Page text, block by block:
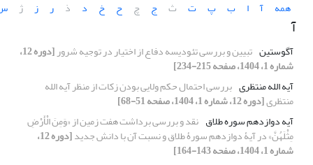
همه
آ ا ب پ ت ث ج چ ح خ د ذ ر ز ژ
آ
آگوستین تبیین و بررسی تئودیسه‌ دفاع از اختیار در توجیه شرور [دوره 12،
شماره 1، 1404، صفحه 215-234]
آیه الله منتظری بررسی احتمال حکم ولایی بودن زکات از منظر آیه الله
منتظری[دوره 12، شماره 1، 1404، صفحه 51-68]
آیه دوازدهم سوره طلاق نقد و بررسی برداشت هفت زمین از «وَمِنَ الْأَرْضِ
مِثْلَهُنَّ» در آیۀ دوازدهم سورۀ طلاق و نسبت آن با دانش جدید [دوره 12،
شماره 1، 1404، صفحه 143-164]